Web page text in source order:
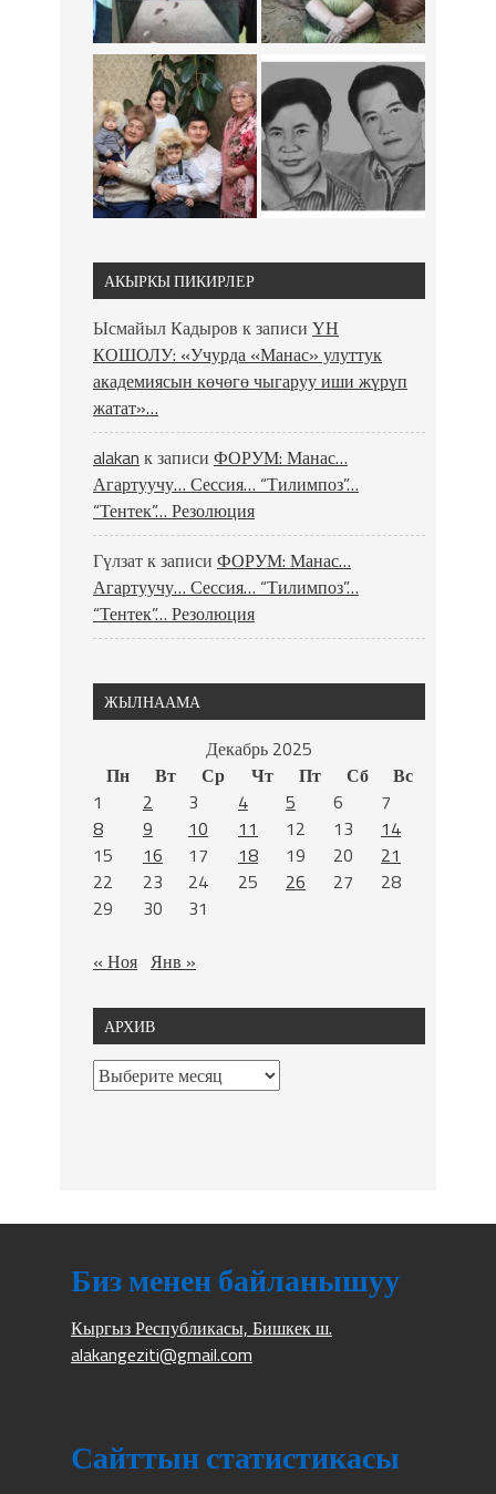
АКЫРКЫ ПИКИРЛЕР
Ысмайыл Кадыров к записи ҮН
КОШОЛУ: «Учурда «Манас» улуттук
академиясын көчөгө чыгаруу иши жүрүп
жатат»…
alakan к записи ФОРУМ: Манас…
Агартуучу… Сессия… “Тилимпоз”…
“Тентек”… Резолюция
Гүлзатк записи ФОРУМ: Манас…
Агартуучу… Сессия… “Тилимпоз”…
“Тентек”… Резолюция
ЖЫЛНААМА
Декабрь 2025
Пн
Вт Ср Чт Пт Сб
Вс
1
2 3 4 5 6
7
8
9 10 11 12 13
14
15
16 17 18 19 20
21
22
23 24 25 26 27
28
29
30
31
« Ноя Янв »
АРХИВ
Биз менен байланышуу
Кыргыз Республикасы, Бишкек ш.
alakangeziti@gmail.com
Сайттын статистикасы